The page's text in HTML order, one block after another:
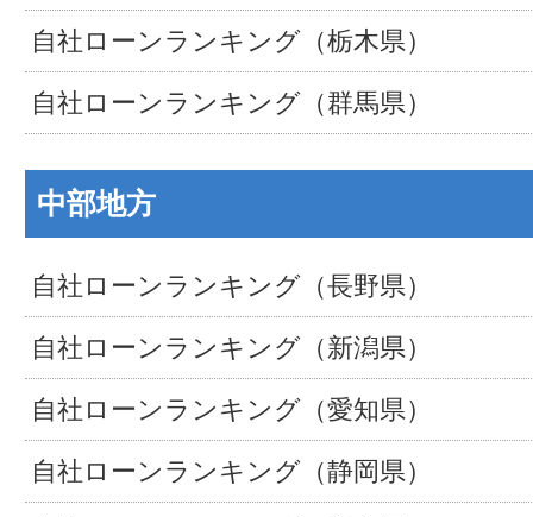
自社ローンランキング（栃木県）
自社ローンランキング（群馬県）
中部地方
自社ローンランキング（長野県）
自社ローンランキング（新潟県）
自社ローンランキング（愛知県）
自社ローンランキング（静岡県）